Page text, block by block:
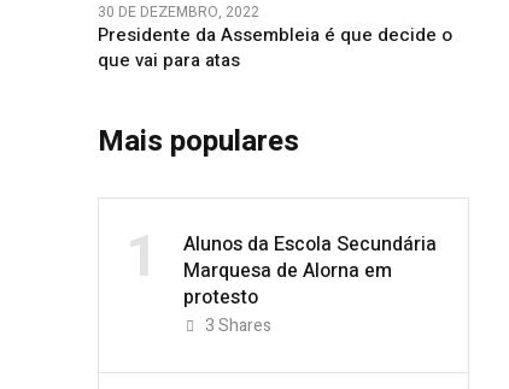
30 DE DEZEMBRO, 2022
Presidente da Assembleia é que decide o
que vai para atas
Mais populares
1
Alunos da Escola Secundária
Marquesa de Alorna em
protesto
3Shares